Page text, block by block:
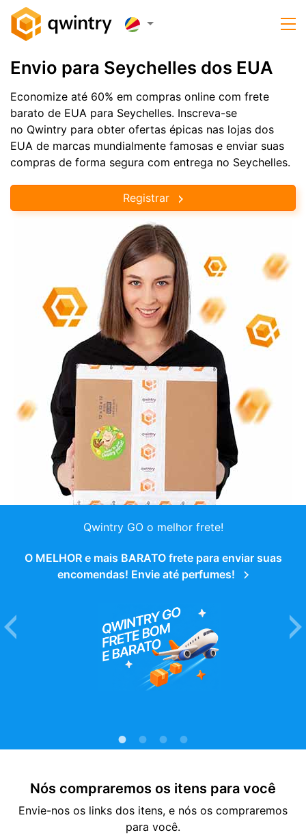
Envio para Seychelles dos EUA
Economize até 60% em compras online com frete
barato de EUA para Seychelles. Inscreva-se
no Qwintry para obter ofertas épicas nas lojas dos
EUA de marcas mundialmente famosas e enviar suas
compras de forma segura com entrega no Seychelles.
Registrar
Qwintry GO o melhor frete!
O MELHOR e mais BARATO frete para enviar suas
encomendas! Envie até perfumes!
Nós compraremos os itens para você
Envie-nos os links dos itens, e nós os compraremos
para você.